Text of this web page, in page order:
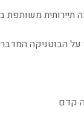
על הבוטניקה
קדם